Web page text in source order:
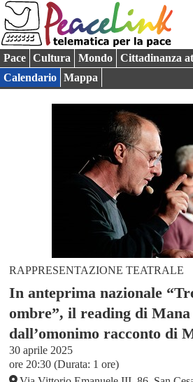
Pace Cultura Mondo Cittadinanza
Calendario
Mappa
RAPPRESENTAZIONE TEATRALE
In anteprima nazionale
ombre”, il reading di
dall’omonimo racconto di
30 aprile 2025
ore 20:30 (Durata: 1 ore)